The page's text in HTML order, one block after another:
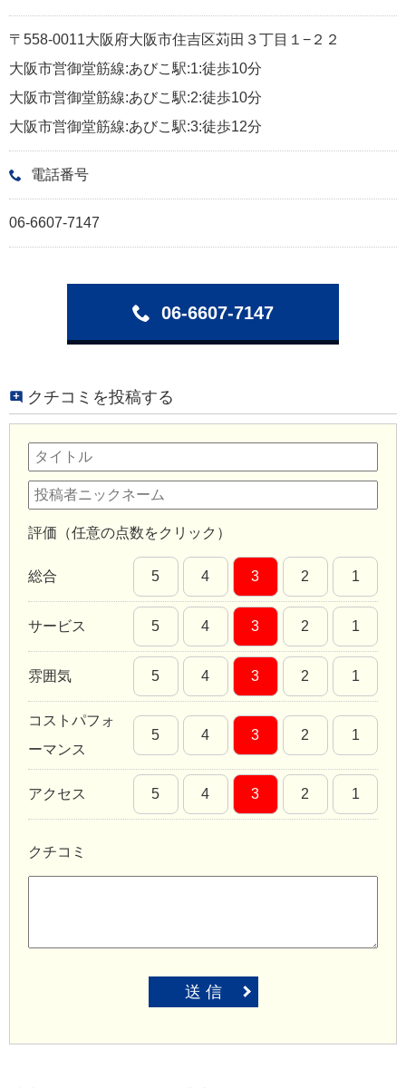
〒558-0011大阪府大阪市住吉区苅田３丁目１−２２
大阪市営御堂筋線:あびこ駅:1:徒歩10分
大阪市営御堂筋線:あびこ駅:2:徒歩10分
大阪市営御堂筋線:あびこ駅:3:徒歩12分
電話番号
06-6607-7147
06-6607-7147
クチコミを投稿する
評価（任意の点数をクリック）
総合 5 4 3 2 1
サービス 5 4 3 2 1
雰囲気 5 4 3 2 1
コストパフォ
ーマンス
5 4 3 2 1
アクセス 5 4 3 2 1
クチコミ
送 信